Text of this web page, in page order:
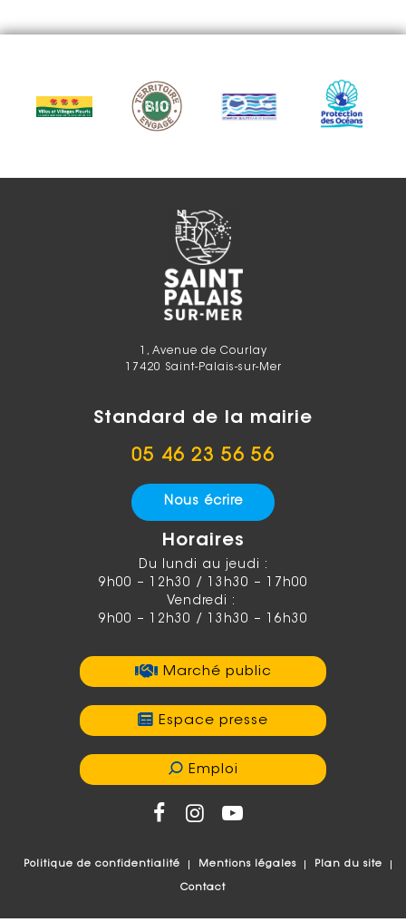
1, Avenue de Courlay
17420 Saint-Palais-sur-Mer
Standard de la mairie
05 46 23 56 56
Nous écrire
Horaires
Du lundi au jeudi :
9h00 – 12h30 / 13h30 – 17h00
Vendredi :
9h00 – 12h30 / 13h30 – 16h30
Marché public
Espace presse
Emploi
Politique de confidentialité Mentions légales Plan du site
Contact